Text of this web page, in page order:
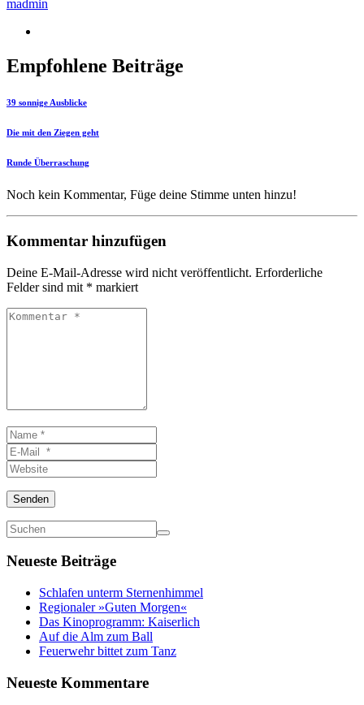
madmin
Empfohlene Beiträge
39 sonnige Ausblicke
Die mit den Ziegen geht
Runde Überraschung
Noch kein Kommentar, Füge deine Stimme unten hinzu!
Kommentar hinzufügen
Deine E-Mail-Adresse wird nicht veröffentlicht. Erforderliche
Felder sind mit * markiert
Kommentar
Name
*E-
Mail
*
Website
Senden
Neueste Beiträge
Schlafen unterm Sternenhimmel
Regionaler »Guten Morgen«
Das Kinoprogramm: Kaiserlich
Auf die Alm zum Ball
Feuerwehr bittet zum Tanz
Neueste Kommentare